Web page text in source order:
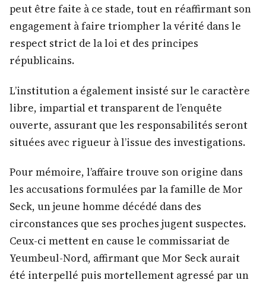
peut être faite à ce stade, tout en réaffirmant son
engagement à faire triompher la vérité dans le
respect strict de la loi et des principes
républicains.
L’institution a également insisté sur le caractère
libre, impartial et transparent de l’enquête
ouverte, assurant que les responsabilités seront
situées avec rigueur à l’issue des investigations.
Pour mémoire, l’affaire trouve son origine dans
les accusations formulées par la famille de Mor
Seck, un jeune homme décédé dans des
circonstances que ses proches jugent suspectes.
Ceux-ci mettent en cause le commissariat de
Yeumbeul-Nord, affirmant que Mor Seck aurait
été interpellé puis mortellement agressé par un